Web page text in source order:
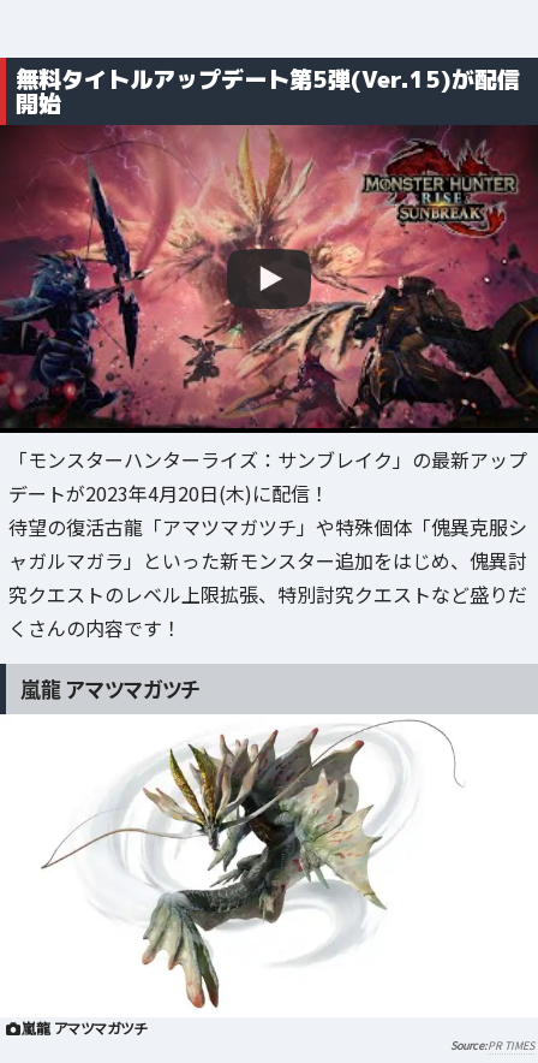
無料タイトルアップデート第5弾(Ver.15)が配信
開始
「モンスターハンターライズ：サンブレイク」の最新アップ
デートが2023年4月20日(木)に配信！
待望の復活古龍「アマツマガツチ」や特殊個体「傀異克服シ
ャガルマガラ」といった新モンスター追加をはじめ、傀異討
究クエストのレベル上限拡張、特別討究クエストなど盛りだ
くさんの内容です！
嵐龍 アマツマガツチ
嵐龍 アマツマガツチ
PR TIMES